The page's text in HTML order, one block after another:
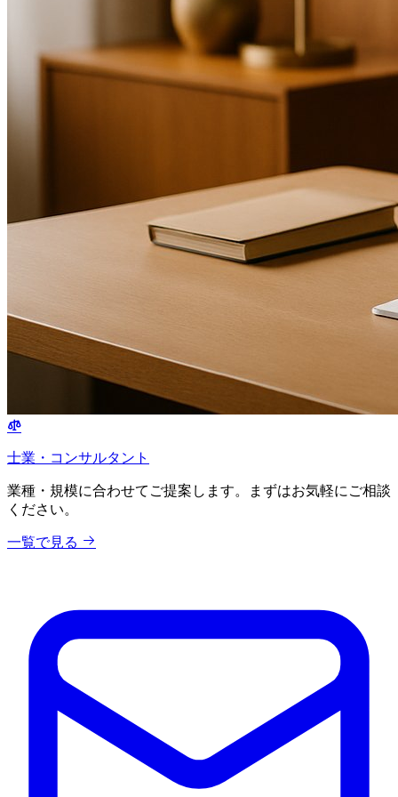
士業・コンサルタント
業種・規模に合わせてご提案します。まずはお気軽にご相談
ください。
一覧で見る